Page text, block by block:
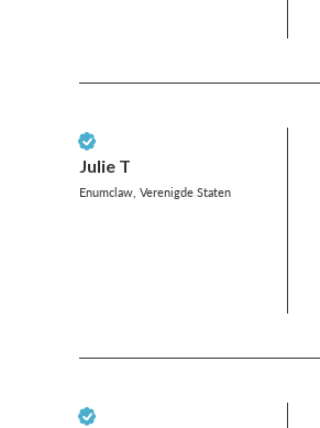
Julie T
Enumclaw, Verenigde Staten